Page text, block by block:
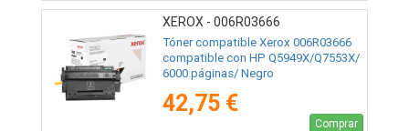
XEROX - 006R03666
Tóner compatible Xerox 006R03666
compatible con HP Q5949X/Q7553X/
6000 páginas/ Negro
42,75 €
Comprar